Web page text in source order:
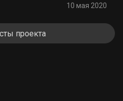
10 мая 2020
проекта